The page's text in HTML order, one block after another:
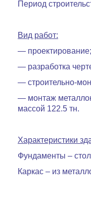
Период
Вид работ:
— проектирование;
— разработка
— строительно-
— монтаж
массой 122.5 тн.
Характеристики
Фундаменты –
Каркас – из